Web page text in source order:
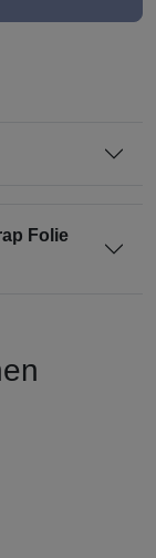
Folie